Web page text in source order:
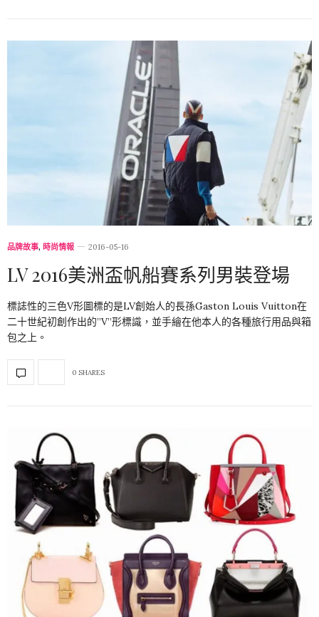
品牌故事, 時尚情報 2016-05-16
LV 2016美洲盃帆船賽系列男裝登場
標誌性的三色V形圖標的是LV創始人的長孫Gaston Louis Vuitton在
二十世紀初創作出的”V”形標識，並手繪在他本人的各種旅行用品與箱
包之上。
0 SHARES